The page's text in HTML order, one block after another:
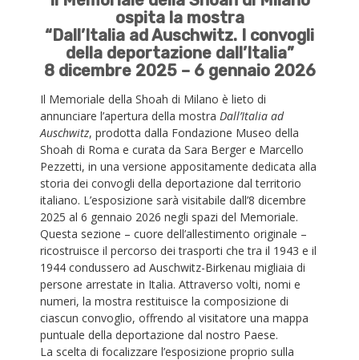
ospita la mostra
“Dall’Italia ad Auschwitz. I convogli
della deportazione dall’Italia”
8 dicembre 2025 – 6 gennaio 2026
Il Memoriale della Shoah di Milano è lieto di
annunciare l’apertura della mostra Dall’Italia ad
Auschwitz, prodotta dalla Fondazione Museo della
Shoah di Roma e curata da Sara Berger e Marcello
Pezzetti, in una versione appositamente dedicata alla
storia dei convogli della deportazione dal territorio
italiano. L’esposizione sarà visitabile dall’8 dicembre
2025 al 6 gennaio 2026 negli spazi del Memoriale.
Questa sezione – cuore dell’allestimento originale –
ricostruisce il percorso dei trasporti che tra il 1943 e il
1944 condussero ad Auschwitz-Birkenau migliaia di
persone arrestate in Italia. Attraverso volti, nomi e
numeri, la mostra restituisce la composizione di
ciascun convoglio, offrendo al visitatore una mappa
puntuale della deportazione dal nostro Paese.
La scelta di focalizzare l’esposizione proprio sulla